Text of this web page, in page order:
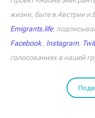
жизни, быте в Австрии и
Emigrants.life,
Facebook, Instagram,
голосованиях в нашей